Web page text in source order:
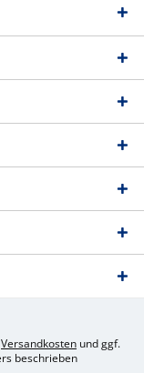
Versandkosten und ggf.
beschrieben